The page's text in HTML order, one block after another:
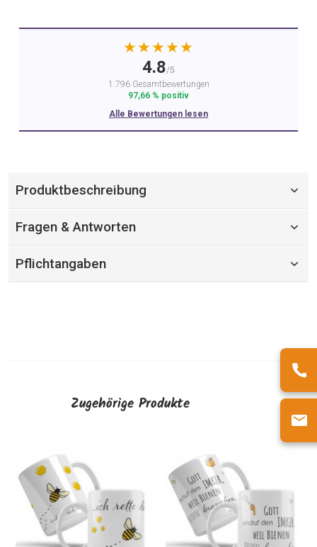
★★★★★
4.8/5
1.796 Gesamtbewertungen
97,66 % positiv
Alle Bewertungen lesen
Produktbeschreibung
Fragen & Antworten
Pflichtangaben
Zugehörige Produkte
Keramiktasse "Rettet die
Bienen"